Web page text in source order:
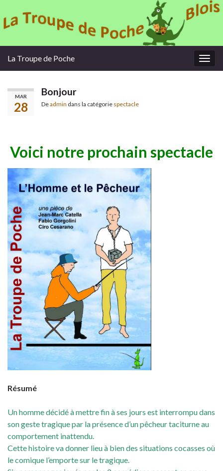
La Troupe de Poche
MAR
28
Bonjour
Deadmin dans la catégorie spectacle
Voici notre prochain spectacle
Résumé
Un homme décidé à mettre fin à ses jours est interrompu dans
son geste tragique par la présence d’un pêcheur taciturne au
comportement inattendu.
Cette histoire va donner lieu à bien des situations cocasses où
le comique l’emporte sur le tragique.